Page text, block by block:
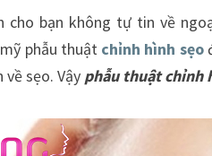
ĐỂ
cho bạn không tự tin về
phẫu thuật chỉnh hình sẹo
sẹo. Vậy phẫu thuật chỉnh